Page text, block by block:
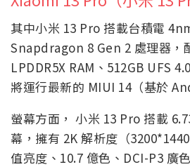
其中小米 13 Pro 搭載台積電
Snapdragon 8 Gen 2 處理器，
LPDDR5X RAM、512GB UFS
將運行最新的 MIUI 14（基於
螢幕方面， 小米 13 Pro 搭載
幕，擁有 2K 解析度（
值亮度、10.7 億色、DCI-P3 廣